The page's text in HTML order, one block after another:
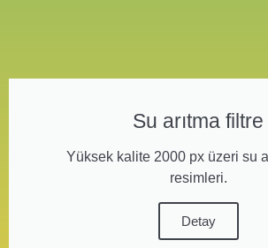
Su arıtma filtre
Yüksek kalite 2000 px üzeri su
resimleri.
Detay